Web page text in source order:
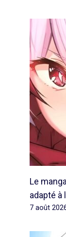
Le
adapté à
7 août